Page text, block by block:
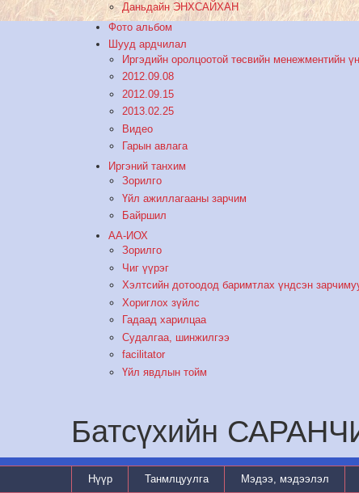
Даньдайн ЭНХСАЙХАН
Фото альбом
Шууд ардчилал
Иргэдийн оролцоотой төсвийн менежментийн
2012.09.08
2012.09.15
2013.02.25
Видео
Гарын авлага
Иргэний танхим
Зорилго
Үйл ажиллагааны зарчим
Байршил
АА-ИОХ
Зорилго
Чиг үүрэг
Хэлтсийн дотоодод баримтлах үндсэн
Хориглох зүйлс
Гадаад харилцаа
Судалгаа, шинжилгээ
facilitator
Үйл явдлын тойм
Батсүхийн
Нүүр Танмлцуулга Мэдээ, мэдээлэл